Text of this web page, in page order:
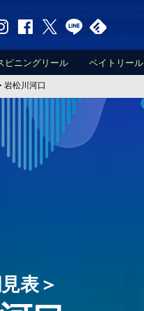
ピニングリール ベイトリール
岩松川河口
表＞